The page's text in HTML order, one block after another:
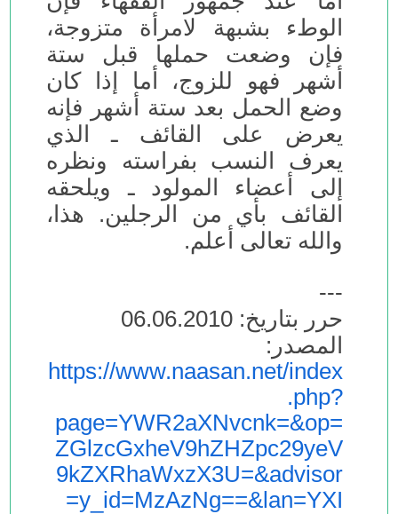
الوطء بشبهة لامرأة متزوجة،
فإن وضعت حملها قبل ستة
أشهر فهو للزوج، أما إذا كان
وضع الحمل بعد ستة أشهر فإنه
يعرض على القائف ـ الذي
يعرف النسب بفراسته ونظره
إلى أعضاء المولود ـ ويلحقه
القائف بأي من الرجلين. هذا،
والله تعالى أعلم.
---
حرر بتاريخ: 06.06.2010
المصدر:
https://www.naasan.net/index
.php?
page=YWR2aXNvcnk=&op=
ZGlzcGxheV9hZHZpc29yeV
9kZXRhaWxzX3U=&advisor
y_id=MzAzNg==&lan=YXI=